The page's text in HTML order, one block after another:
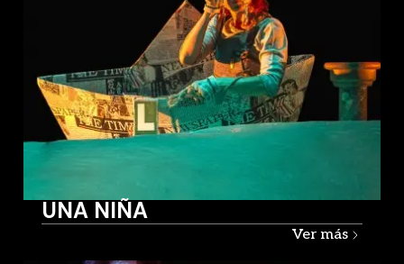
UNA NIÑA
Ver más